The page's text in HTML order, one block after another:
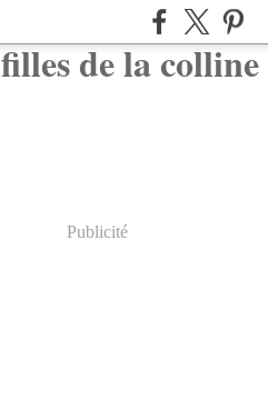
Publicité